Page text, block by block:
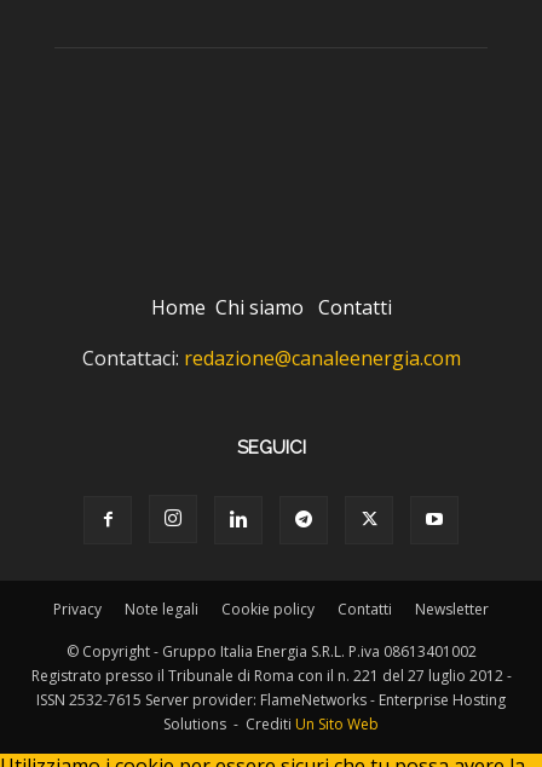
Home Chi siamo Contatti
Contattaci: redazione@canaleenergia.com
SEGUICI
Privacy Note legali Cookie policy Contatti Newsletter
© Copyright - Gruppo Italia Energia S.R.L. P.iva 08613401002
Registrato presso il Tribunale di Roma con il n. 221 del 27 luglio 2012 -
ISSN 2532-7615 Server provider: FlameNetworks - Enterprise Hosting
Solutions - Crediti Un Sito Web